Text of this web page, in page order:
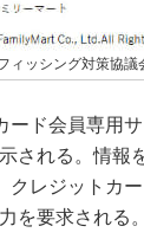
ィッシング対策協議
ド会員専用
される。情報
クレジットカ
を要求される。